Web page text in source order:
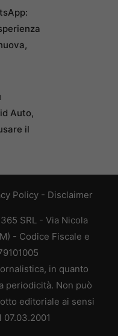
Auto,
il
Policy - Disclaimer
SRL - Via Nicola
- Codice Fiscale e
in quanto
periodicità. Non può
editoriale ai sensi